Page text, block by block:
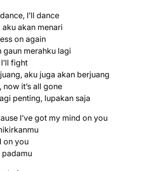
I’ll dance
akan menari
on again
gaun merahku lagi
fight
aku juga akan berjuang
now it’s all gone
penting, lupakan saja
I’ve got my mind on you
on you
padamu